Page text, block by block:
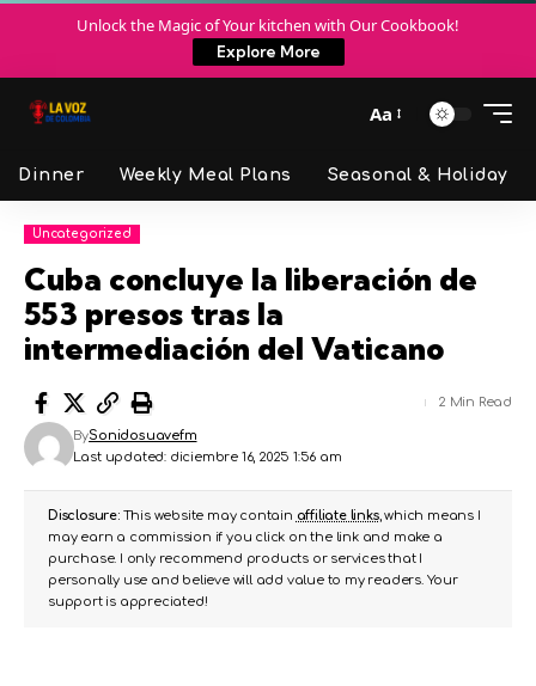
Unlock the Magic of Your kitchen with Our Cookbook!
Explore More
Aa
Dinner Weekly Meal Plans Seasonal & Holiday
Uncategorized
Cuba concluye la liberación de
553 presos tras la
intermediación del Vaticano
Last updated: diciembre 16, 2025 1:56 am
BySonidosuavefm
2 Min Read
Disclosure:This website may contain affiliate links, which means I
may earn a commission if you click on the link and make a
purchase. I only recommend products or services that I
personally use and believe will add value to my readers. Your
support is appreciated!